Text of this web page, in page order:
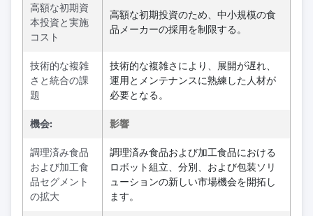
高額な初期資
本投資と実施
コスト
高額な初期投資のため、中小規模の食
品メーカーの採用を制限する。
技術的な複雑
さと統合の課
題
技術的な複雑さにより、展開が遅れ、
運用とメンテナンスに熟練した人材が
必要となる。
機会: 影響
調理済み食品
および加工食
品セグメント
の拡大
調理済み食品および加工食品における
ロボット組立、分別、および包装ソリ
ューションの新しい市場機会を開拓し
ます。